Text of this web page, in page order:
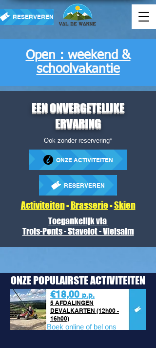
RESERVEREN
Open : weekend &
schoolvakantie
EEN ONVERGETELIJKE
ERVARING
Ook zonder reservering*
ONZE ACTIVITEITEN
RESERVEREN
Activiteiten-Brasserie-Skien
Toegankelijk via
Trois-Ponts - Stavelot - Vielsalm
ONZE POPULAIRSTE ACTIVITEITEN
€18,00 p.p.
5 AFDALINGEN
DEVALKARTEN (12h00 -
16h00)
Boek online of bel ons